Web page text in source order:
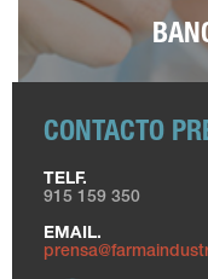
CONTACTO
TELF.
915 159 350
EMAIL.